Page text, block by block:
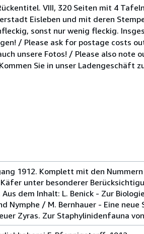
VIII, 320 Seiten mit 4
Eisleben und mit deren
sonst nur wenig fleckig.
/ Please ask for postage costs
unsere Fotos! / Please also note
Sie in unser
1912. Komplett mit den
unter besonderer
dem Inhalt: L. Benick - Zur
Nymphe / M. Bernhauer - Eine
Zyras. Zur Staphylinidenfauna